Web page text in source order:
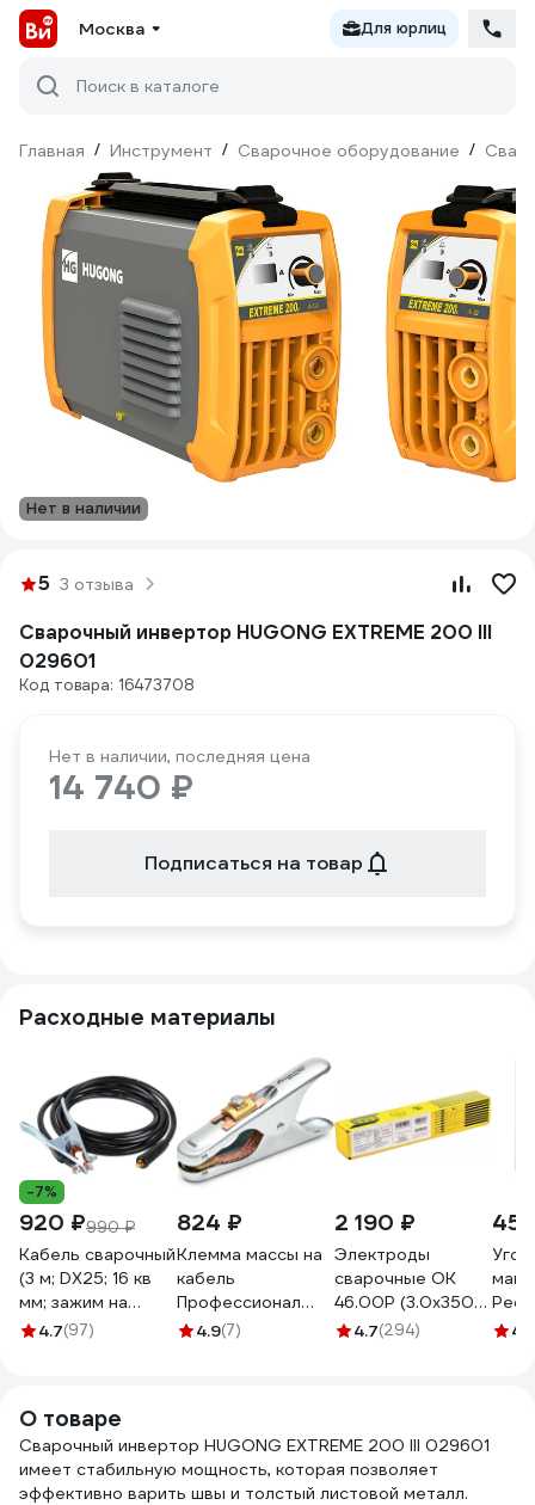
Москва Для юрлиц
Поиск в каталоге
Главная / Инструмент / Сварочное оборудование /
Нет в наличии
5 3 отзыва
Сварочный инвертор HUGONG EXTREME 200 III
029601
Код товара: 16473708
Нет в наличии, последняя цена
14 740 ₽
Подписаться на товар
Расходные материалы
-7%
920 ₽990 ₽
Кабель сварочный
(3 м; DX25; 16 кв
мм; зажим на
массу) Elitech
4.7(97)
824 ₽
Клемма массы на
кабель
Профессионал
500А 99012
4.9(7)
2 190 ₽
Электроды
сварочные OK
46.00P (3.0х350
мм; 4 кг) ESAB
4.7(294)
4.5
О товаре
Сварочный инвертор HUGONG EXTREME 200 III 029601
имеет стабильную мощность, которая позволяет
эффективно варить швы и толстый листовой металл.